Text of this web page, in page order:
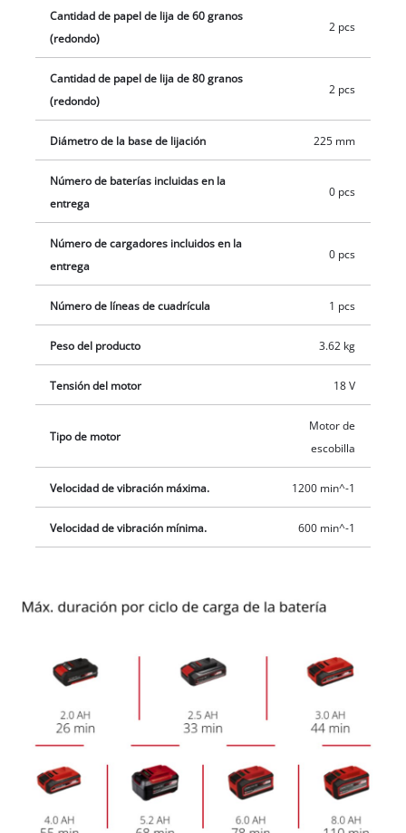
El disco de lijado cuenta con una micro fijación de gancho y
bucle. El asa larga plegable facilita el transporte de la lijadora
en seco y su almacenamiento en un espacio mínimo, y la
extensión de aluminio con asa adicional también puede
extraerse. El producto se suministra con una manguera de
extensión con pie integrado, una bolsa para el polvo con
cierre rápido y arnés, además de seis hojas de papel de lija,
aspiradora adecuada. El producto se suministra en un
práctico maletín de transporte, pero sin batería ni cargador.
Estos están disponibles por separado.
Cantidad de papel de lija de 60 granos
(redondo)
2 pcs
Cantidad de papel de lija de 80 granos
(redondo)
2 pcs
Diámetro de la base de lijación 225 mm
Número de baterías incluidas en la
entrega
0 pcs
Número de cargadores incluidos en la
entrega
0 pcs
Número de líneas de cuadrícula 1 pcs
Peso del producto 3.62 kg
Tensión del motor 18 V
Tipo de motor
Motor de
escobilla
Velocidad de vibración máxima. 1200 min^-1
Velocidad de vibración mínima. 600 min^-1